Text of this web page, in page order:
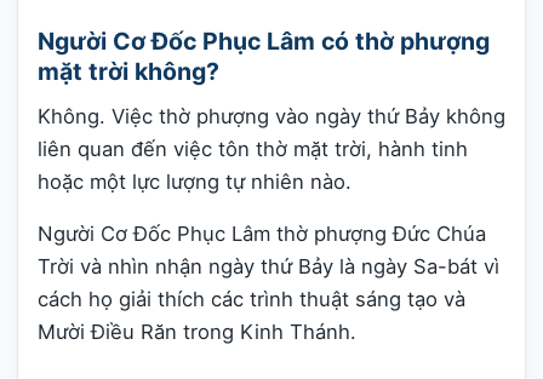
Người Cơ Đốc Phục Lâm có thờ phượng
mặt trời không?
Không. Việc thờ phượng vào ngày thứ Bảy không
liên quan đến việc tôn thờ mặt trời, hành tinh
hoặc một lực lượng tự nhiên nào.
Người Cơ Đốc Phục Lâm thờ phượng Đức Chúa
Trời và nhìn nhận ngày thứ Bảy là ngày Sa-bát vì
cách họ giải thích các trình thuật sáng tạo và
Mười Điều Răn trong Kinh Thánh.